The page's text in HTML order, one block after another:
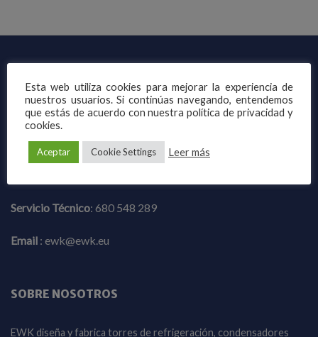
EWK EU
Paseo de la Castellana, 115, 4º Izq - 28046-Madrid
Servicio Técnico: 680 548 289
Email : ewk@ewk.eu
SOBRE NOSOTROS
EWK diseña y fabrica torres de refrigeración, condensadores
Esta web utiliza cookies para mejorar la experiencia de
nuestros usuarios. Si continúas navegando, entendemos
que estás de acuerdo con nuestra política de privacidad y
cookies.
Aceptar Cookie Settings Leer más